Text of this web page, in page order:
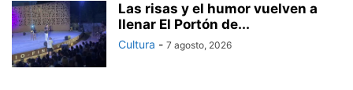
Las risas y el humor vuelven a
llenar El Portón de...
Cultura - 7 agosto, 2026